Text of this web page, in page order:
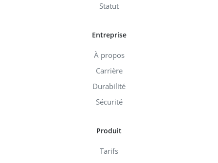
Statut
Entreprise
À propos
Carrière
Durabilité
Sécurité
Produit
Tarifs